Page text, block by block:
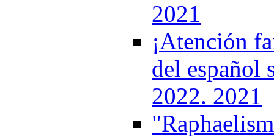
2021
¡Atención
del español
2022. 2021